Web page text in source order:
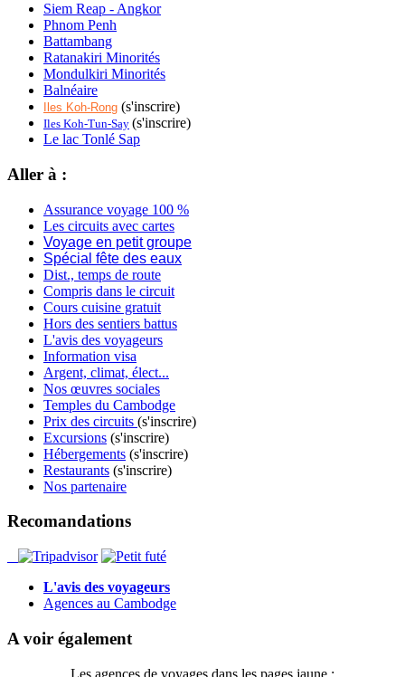
Siem Reap - Angkor
Phnom Penh
Battambang
Ratanakiri Minorités
Mondulkiri Minorités
Balnéaire
Iles Koh-Rong (s'inscrire)
Iles Koh-Tun-Say (s'inscrire)
Le lac Tonlé Sap
Aller à :
Assurance voyage 100 %
Les circuits avec cartes
Voyage en petit groupe
Spécial fête des eaux
Dist., temps de route
Compris dans le circuit
Cours cuisine gratuit
Hors des sentiers battus
L'avis des voyageurs
Information visa
Argent, climat, élect...
Nos œuvres sociales
Temples du Cambodge
Prix des circuits (s'inscrire)
Excursions (s'inscrire)
Hébergements (s'inscrire)
Restaurants (s'inscrire)
Nos partenaire
Recomandations
L'avis des voyageurs
Agences au Cambodge
A voir également
Les agences de voyages dans les pages jaune :